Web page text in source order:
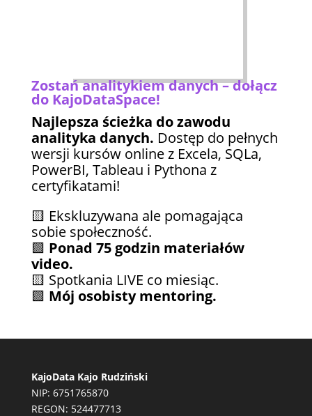
Zostań analitykiem danych – dołącz
do KajoDataSpace!
Najlepsza ścieżka do zawodu
analityka danych. Dostęp do pełnych
wersji kursów online z Excela, SQLa,
PowerBI, Tableau i Pythona z
certyfikatami!
🟨 Ekskluzywana ale pomagająca
sobie społeczność.
🟩 Ponad 75 godzin materiałów
video.
🟨 Spotkania LIVE co miesiąc.
🟩 Mój osobisty mentoring.
KajoData Kajo Rudziński
NIP: 6751765870
REGON: 524477713